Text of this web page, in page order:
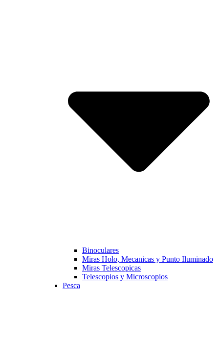
Binoculares
Miras Holo, Mecanicas y Punto Iluminado
Miras Telescopicas
Telescopios y Microscopios
Pesca